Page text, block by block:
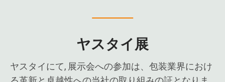
ヤスタイ展
ヤスタイにて, 展示会への参加は、包装業界におけ